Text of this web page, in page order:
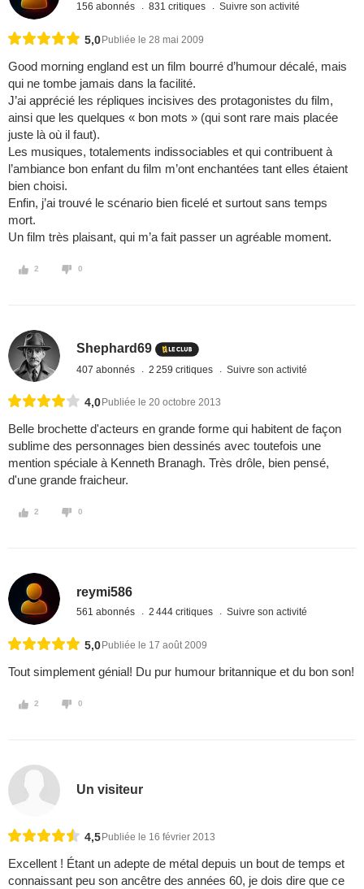
156 abonnés 831 critiques Suivre son activité
5,0 Publiée le 28 mai 2009
Good morning england est un film bourré d’humour décalé, mais
qui ne tombe jamais dans la facilité.
J’ai apprécié les répliques incisives des protagonistes du film,
ainsi que les quelques « bon mots » (qui sont rare mais placée
juste là où il faut).
Les musiques, totalements indissociables et qui contribuent à
l’ambiance bon enfant du film m’ont enchantées tant elles étaient
bien choisi.
Enfin, j’ai trouvé le scénario bien ficelé et surtout sans temps
mort.
Un film très plaisant, qui m’a fait passer un agréable moment.
2 0
Shephard69
407 abonnés 2 259 critiques Suivre son activité
4,0 Publiée le 20 octobre 2013
Belle brochette d'acteurs en grande forme qui habitent de façon
sublime des personnages bien dessinés avec toutefois une
mention spéciale à Kenneth Branagh. Très drôle, bien pensé,
d'une grande fraicheur.
2 0
reymi586
561 abonnés 2 444 critiques Suivre son activité
5,0 Publiée le 17 août 2009
Tout simplement génial! Du pur humour britannique et du bon son!
2 0
Un visiteur
4,5 Publiée le 16 février 2013
Excellent ! Étant un adepte de métal depuis un bout de temps et
connaissant peu son ancêtre des années 60, je dois dire que ce